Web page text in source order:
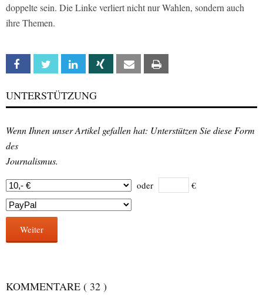
doppelte sein. Die Linke verliert nicht nur Wahlen, sondern auch
ihre Themen.
Facebook Twitter Linkedin Xing Email
UNTERSTÜTZUNG
Wenn Ihnen unser Artikel gefallen hat: Unterstützen Sie diese Form
des
Journalismus.
oder €
Weiter
KOMMENTARE ( 32 )